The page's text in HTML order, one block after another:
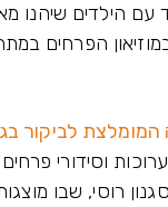
נפלאה זו, יחד עם הילדים
הפרחים
לביקור
וסידורי פרחים
רוסי, שבו